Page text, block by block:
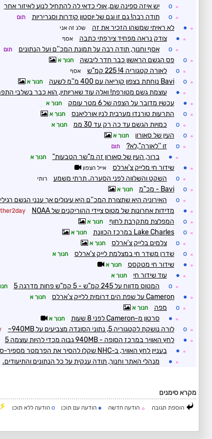
☼
o יש איזה ספינה שם, אולי כדאי לה להתחיל לנוע לאיזור אחר
☼
o תודה רבה! גם זו וגם של יוסטון קודרות וסגריריות תום
☼
● לא ראיתי שמשהו הזכיר את זה שלג זה אני
☼
● צודק נראה מפחיד צירפתי כתבה אסף
☼
o אסף וחנוך, תודה רבה על תמונת המכ''ם ועל הנתונים תום
☼
o פס הגשם הראשון כבר חדר ליבשה חנוך א
☼
o לאורה קטגוריה 4! 225 קמ"ש אסף
☼
o Bavi נוחתת בצפון קוריאה עם 400 מ''מ לשעה חנוך א
☼
● עוצמת גשם מטורפת! ואלה עוד שאריותיו, הוא כבר בשלבי
☼
● עכשיו מדובר על הצפה של 6 מטר עומק חנוך א
☼
o התרעות טורנדו מערבית לניו אורליאנס חנוך א
☼
o כמויות הגשם עד כה רק עד 30 ממ חנוך א
☼
o העין של סאורון חנוך א
☼
o זו ''לאורה'',לא? תום
☼
● ברור, העין של סאורון זה מ"שר הטבעות" חנוך א
☼
● שידור חי מלייק צ'ארלס אייל הצפון
☼
o השקט והשלווה לפני הסערה. תרתי משמע רותי
☼
o Bavi - מכ"מ חנוך א
☼
o האירוניה היא שתצורת המכ''ם היא עיגולים אך ענני הגשם
☼
● מדידות אחרונות של מטוס ציידי ההוריקנים של NOAA
☼
o המפלצת מתקרבת לחוף חנוך א
☼
o Lake Charles במרכז הכוונת חנוך א
☼
o צלמים בלייק צ'ארלס חנוך א
☼
o שדרן משדר חי במצלמת לייק צ'ארלס חנוך א
☼
● שידור חי מטקסס חנוך א
☼
● עוד שידור חי חנוך א
☼
o המטוס מדווח על 245 קמ"ש - 5 קמ"ש פחות מדרגה 5
☼
● Cameron על שפת הים דרומית ללייק צ'ארלס חנוך א
☼
o מפה חנוך א
☼
● סרטון מ-Cameron לפני 8 שעות חנוך א
☼
o לורה נושקת לקטגוריה 5, נתוני הסונדה מצביעים על 940MB~
☼
● לחץ האוויר במרכז הסופה - 940MB גבוה מכדי להיות עוצמה 5
☼
● בעניין לחץ האוויר, ב-NHC שקלו להסיר את הפרמטר מספיר-סימפסון
☼
● מנהלי האתר וחנוך, תודה ענקית על כל הנתונים והתיעודים.
מקרא סימנים
הוספת תגובה ☼ הודעה חדשה ● הודעה עם תוכן o הודעה ללא תוכן